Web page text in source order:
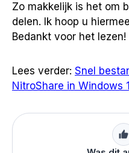
Zo makkelijk is het om
delen. Ik hoop u
Bedankt voor het lezen!
Lees verder: Snel
NitroShare in Windows